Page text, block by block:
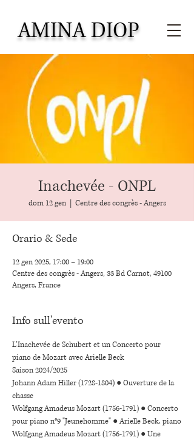
AMINA DIOP
Inachevée - ONPL
dom 12 gen
  |
Centre des congrès - Angers
Orario & Sede
12 gen 2025, 17:00 – 19:00
Centre des congrès - Angers, 33 Bd Carnot, 49100
Angers, France
Info sull'evento
L’Inachevée de Schubert et un Concerto pour
piano de Mozart avec Arielle Beck
Saison 2024/2025
Johann Adam Hiller (1728-1804) ● Ouverture de la
chasse
Wolfgang Amadeus Mozart (1756-1791) ● Concerto
pour piano n°9 "Jeunehomme" ● Arielle Beck, piano
Wolfgang Amadeus Mozart (1756-1791) ● Une